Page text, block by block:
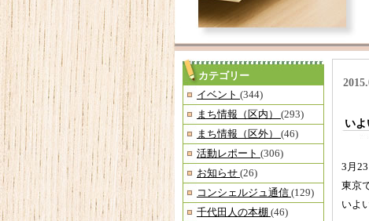
カテゴリー
イベント (344)
まち情報（区内） (293)
まち情報（区外） (46)
活動レポート (306)
お知らせ (26)
コンシェルジュ通信 (129)
千代田人の本棚 (46)
い
3月
東京
いよ